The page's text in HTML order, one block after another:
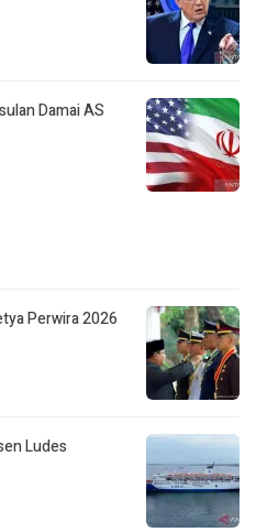
Damai AS
Perwira 2026
Ludes